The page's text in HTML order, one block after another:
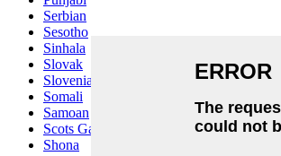
Serbian
Sesotho
Sinhala
Slovak
Slovenian
Somali
Samoan
Scots Gaelic
Shona